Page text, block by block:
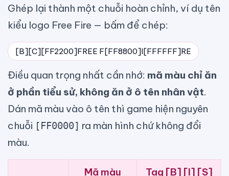
Ghép lại thành một chuỗi hoàn chỉnh, ví dụ tên
kiểu logo Free Fire — bấm để chép:
[B][C][FF2200]FREE F[FF8800]I[FFFFFF]RE
Điều quan trọng nhất cần nhớ: mã màu chỉ ăn
ở phần tiểu sử, không ăn ở ô tên nhân vật.
Dán mã màu vào ô tên thì game hiện nguyên
chuỗi [FF0000] ra màn hình chứ không đổi
màu.
Mã màu
Tag [B] [I] [S]